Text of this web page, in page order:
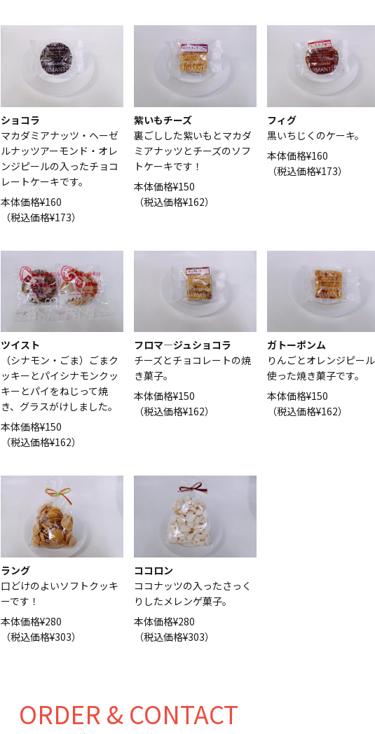
ショコラ
マカダミアナッツ・ヘーゼ
ルナッツアーモンド・オレ
ンジピールの入ったチョコ
レートケーキです。
本体価格¥160
（税込価格¥173）
紫いもチーズ
裏ごしした紫いもとマカダ
ミアナッツとチーズのソフ
トケーキです！
本体価格¥150
（税込価格¥162）
フィグ
黒いちじくのケーキ。
本体価格¥160
（税込価格¥173）
ツイスト
（シナモン・ごま）ごまク
ッキーとパイシナモンクッ
キーとパイをねじって焼
き、グラスがけしました。
本体価格¥150
（税込価格¥162）
フロマ―ジュショコラ
チーズとチョコレートの焼
き菓子。
本体価格¥150
（税込価格¥162）
ガトーポンム
りんごとオレンジピー
使った焼き菓子です。
本体価格¥150
（税込価格¥162）
ラング
口どけのよいソフトクッキ
ーです！
本体価格¥280
（税込価格¥303）
ココロン
ココナッツの入ったさっく
りしたメレンゲ菓子。
本体価格¥280
（税込価格¥303）
ORDER & CONTACT